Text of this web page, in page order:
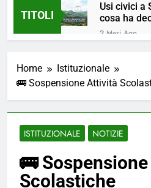
TITOLI
Usi civici a
cosa ha
2 Mesi Ago
4 Mesi Ago
ORDINANZA
PARZIALE
DI UTILIZZO
POTABILE
4 Mesi Ago
ACQUA
4 Mesi Ago
⚠️
Savignano
Home
Istituzionale
🚌 Sospensione Attività
ISTITUZIONALE NOTIZIE
🚌
Scolastiche